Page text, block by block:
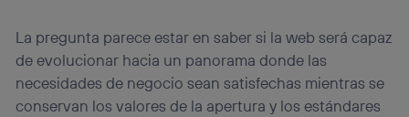
La pregunta parece estar en saber si la web será capaz
de evolucionar hacia un panorama donde las
necesidades de negocio sean satisfechas mientras se
conservan los valores de la apertura y los estándares